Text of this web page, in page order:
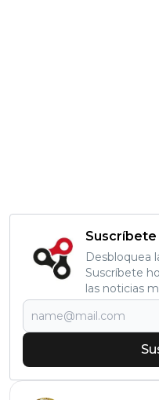
Desbloquea
Suscríbete
las noticias